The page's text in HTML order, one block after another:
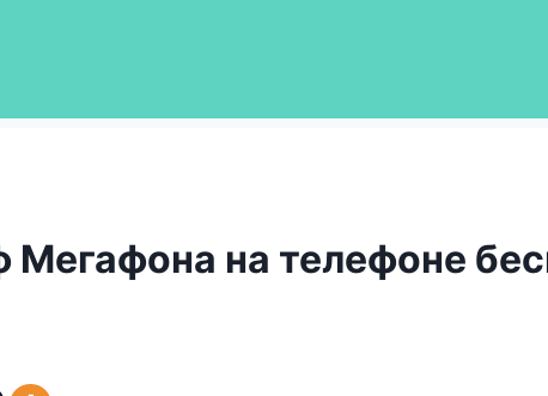
Мегафона на телефоне